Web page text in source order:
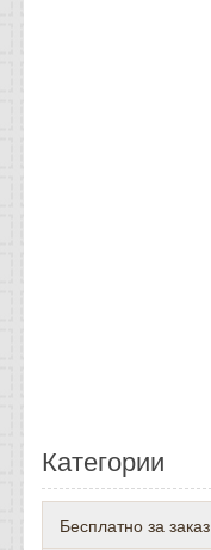
Категории
Бесплатно за заказ